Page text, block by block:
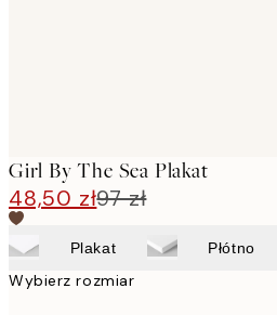
Girl By The Sea Plakat
48,50 zł97 zł
Plakat Płótno
Wybierz rozmiar